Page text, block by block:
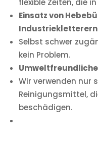
flexible Zeiten, die
Einsatz von
Selbst schwer
kein Problem.
Wir verwenden nur
Reinigungsmittel,
beschädigen.